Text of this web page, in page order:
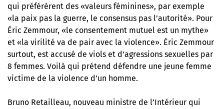
qui préférèrent des «valeurs féminines», par exemple
«la paix pas la guerre, le consensus pas l’autorité». Pour
Éric Zemmour, «le consentement mutuel est un mythe»
et «la virilité va de pair avec la violence». Éric Zemmour
surtout, est accusé de viols et d’agressions sexuelles par
8 femmes. Voilà qui prétend défendre une jeune femme
victime de la violence d’un homme.
Bruno Retailleau, nouveau ministre de l’Intérieur qui